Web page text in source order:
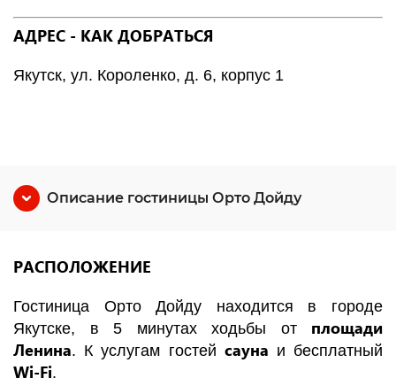
АДРЕС - КАК ДОБРАТЬСЯ
Якутск, ул. Короленко, д. 6, корпус 1
Описание гостиницы Орто Дойду
РАСПОЛОЖЕНИЕ
Гостиница Орто Дойду находится в городе
Якутске, в 5 минутах ходьбы от площади
Ленина. К услугам гостей сауна и бесплатный
Wi-Fi.